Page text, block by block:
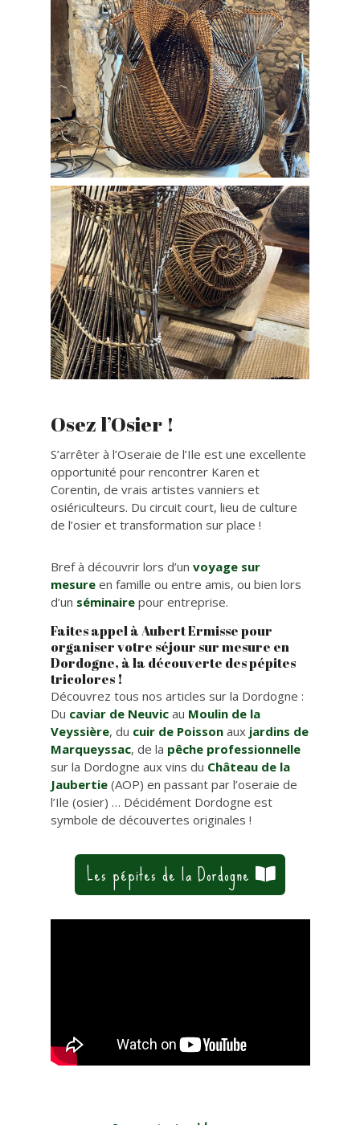
Osez l’Osier !
S’arrêter à l’Oseraie de l’Ile est une excellente
opportunité pour rencontrer Karen et
Corentin, de vrais artistes vanniers et
osiériculteurs. Du circuit court, lieu de culture
de l’osier et transformation sur place !
Bref à découvrir lors d’un voyage sur
mesureen famille ou entre amis, ou bien lors
d’un séminairepour entreprise.
Faites appel à Aubert Ermisse pour
organiser votre séjour sur mesure en
Dordogne, à la découverte des pépites
tricolores !
Découvrez tous nos articles sur la Dordogne :
Du caviar de Neuvicau Moulin de la
Veyssière, du cuir de Poissonaux jardins de
Marqueyssac, de la pêche professionnelle
sur la Dordogne aux vins du Château de la
Jaubertie(AOP) en passant par l’oseraie de
l’Ile (osier) … Décidément Dordogne est
symbole de découvertes originales !
Les pépites de la Dordogne